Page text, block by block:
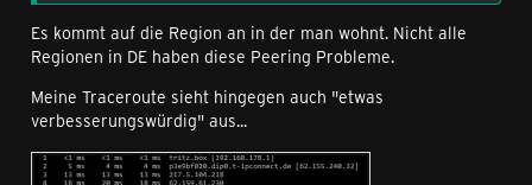
Es kommt auf die Region an in der man wohnt. Nicht alle
Regionen in DE haben diese Peering Probleme.
Meine Traceroute sieht hingegen auch "etwas
verbesserungswürdig" aus...